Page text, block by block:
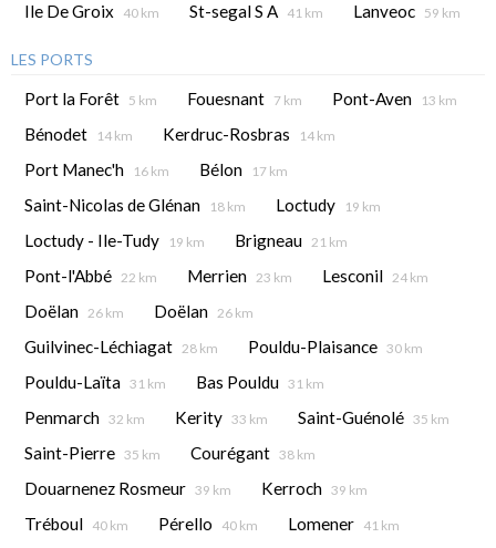
Ile De Groix 40 km St-segal S A 41 km Lanveoc 59 km
LES PORTS
Port la Forêt 5 km Fouesnant 7 km Pont-Aven 13 km
Bénodet 14 km Kerdruc-Rosbras 14 km
Port Manec'h 16 km Bélon 17 km
Saint-Nicolas de Glénan 18 km Loctudy 19 km
Loctudy - Ile-Tudy 19 km Brigneau 21 km
Pont-l'Abbé 22 km Merrien 23 km Lesconil 24 km
Doëlan 26 km Doëlan 26 km
Guilvinec-Léchiagat 28 km Pouldu-Plaisance 30 km
Pouldu-Laïta 31 km Bas Pouldu 31 km
Penmarch 32 km Kerity 33 km Saint-Guénolé 35 km
Saint-Pierre 35 km Courégant 38 km
Douarnenez Rosmeur 39 km Kerroch 39 km
Tréboul 40 km Pérello 40 km Lomener 41 km